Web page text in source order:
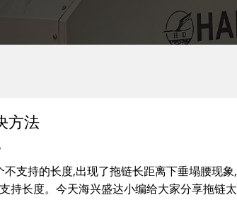
方法
支持的长度,出现了拖链长距离下垂塌腰现象,
持长度。 今天海兴盛达小编给大家分享拖链太